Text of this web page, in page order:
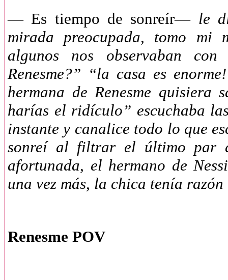
— Es tiempo de sonreír—le
mirada preocupada, tomo mi
algunos nos observaban
Renesme?” “la casa es
hermana de Renesme
harías el ridículo” escuchaba
instante y canalice todo lo que
sonreí al filtrar el último par
afortunada, el hermano de
una vez más, la chica tenía
Renesme POV